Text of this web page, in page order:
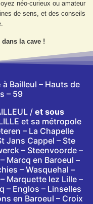
néo-curieux ou amateur
de sens, et des conseils
la cave !
à Bailleul – Hauts de
– 59
/ et sous
et sa métropole
– La Chapelle
Jans Cappel – Ste
– Steenvoorde –
Marcq en Baroeul –
– Wasquehal –
Marquette lez Lille –
– Englos – Linselles
en Baroeul – Croix